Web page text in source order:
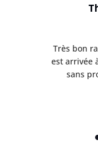
Très bon
est arrivée
sans